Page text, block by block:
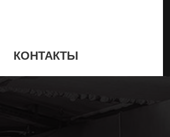
КОНТАКТЫ